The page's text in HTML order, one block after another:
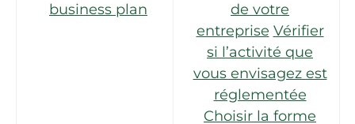
business plan
de votre
entreprise Vérifier
si l’activité que
vous envisagez est
réglementée
Choisir la forme